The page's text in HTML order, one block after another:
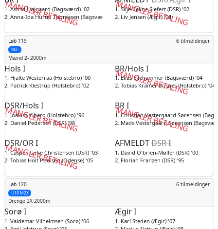
MANGLER BETALING
1. Astrid Højgaard (Bagsværd) '02
2. Anna-Ida Hurup Thomasen (Bagsværd) '04MANGLER BETALING
1. Silje Celine Siefert (DSR) '02
2. Liv Jensen (Ægir) '04
Løb 119 6 tilmeldinger
M2-
Mænd 2- 2000m
Hols I
1. Hjalte Westerraa (Holstebro) '00
2. Patrick Klestrup (Holstebro) '02
BR/Hols I
MANGLER BETALING
1. Elias Ellehammer (Bagsværd) '04
2. Tobias Kramer Bosnes (Holstebro) '04
DSR/Hols I
MANGLER BETALING
1. Joakim Viberg (Holstebro) '96
2. Daniel Pedersen (DSR) '98
BR I
MANGLER BETALING
1. Christian Vestergaard Sørensen
2. Mads Vestergaard Sørensen
DSR/OR I
MANGLER BETALING
1. Casper Girke Christensen (DSR) '03
2. Tobias Holt Poulsen (Odense) '05
AFMELDTDSR I
1. David O'brien-Møller (DSR) '00
2. Florian Franzen (DSR) '95
Løb 120 6 tilmeldinger
U19 M2X
Drenge 2X 2000m
Sorø I
1. Valdemar Vilhelmsen (Sorø) '06
Ægir I
1. Karl Steden (Ægir) '07